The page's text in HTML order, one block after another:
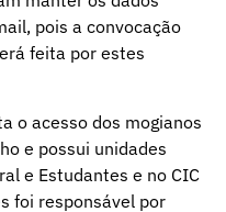
pois a convocação
feita por estes
o acesso dos mogianos
e possui unidades
e Estudantes e no CIC
foi responsável por